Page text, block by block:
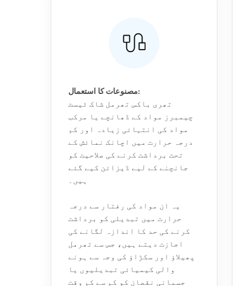
مصنوعات کا استعمال:
تھری باکس تھرمل شاک ٹیسٹ
چیمبرز مواد کے ڈھانچے یا مرکب
مواد کی انتہائی زیادہ اور کم
درجہ حرارت میں اچانک نمائش کے
تحت برداشت کرنے کی صلاحیت کو
جانچنے کے لیے ڈیزائن کیے گئے
ہیں۔
یہ ان مواد کی رفتار سے درجہ
حرارت میں تبدیلی کو برداشت
کرنے کی حد کا اندازہ لگانے کی
اجازت دیتے ہیں، جس سے تھرمل
پھیلاؤ اور سکڑاؤ کی وجہ سے ہونے
والی کیمیائی تبدیلیوں یا
جسمانی نقصان کو کم سے کم وقت